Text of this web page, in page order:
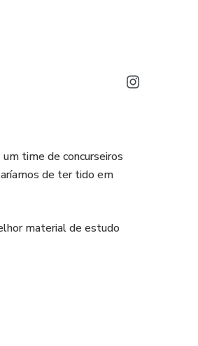
time de concurseiros
de ter tido em
material de estudo